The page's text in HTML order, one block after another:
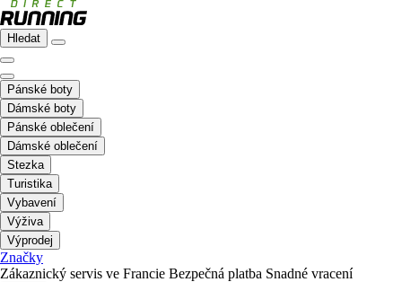
Hledat
Pánské boty
Dámské boty
Pánské oblečení
Dámské oblečení
Stezka
Turistika
Vybavení
Výživa
Výprodej
Značky
Zákaznický servis ve Francie Bezpečná platba Snadné vracení